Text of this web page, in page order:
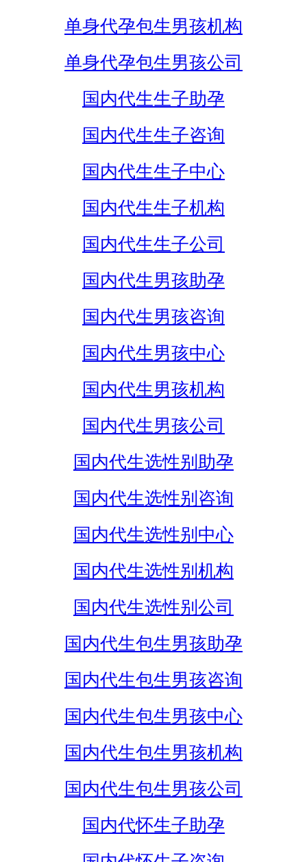
单身代孕包生男孩机构
单身代孕包生男孩公司
国内代生生子助孕
国内代生生子咨询
国内代生生子中心
国内代生生子机构
国内代生生子公司
国内代生男孩助孕
国内代生男孩咨询
国内代生男孩中心
国内代生男孩机构
国内代生男孩公司
国内代生选性别助孕
国内代生选性别咨询
国内代生选性别中心
国内代生选性别机构
国内代生选性别公司
国内代生包生男孩助孕
国内代生包生男孩咨询
国内代生包生男孩中心
国内代生包生男孩机构
国内代生包生男孩公司
国内代怀生子助孕